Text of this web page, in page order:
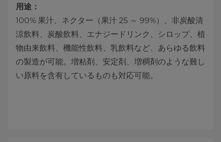
用途：
100% 果汁、ネクター（果汁 25 ～ 99%）、非炭酸清
涼飲料、炭酸飲料、エナジードリンク、シロップ、植
物由来飲料、機能性飲料、乳飲料など、あらゆる飲料
の製造が可能。増粘剤、安定剤、増稠剤のような難し
い原料を含有しているものも対応可能。